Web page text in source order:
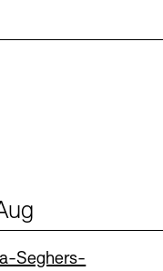
Seghers-